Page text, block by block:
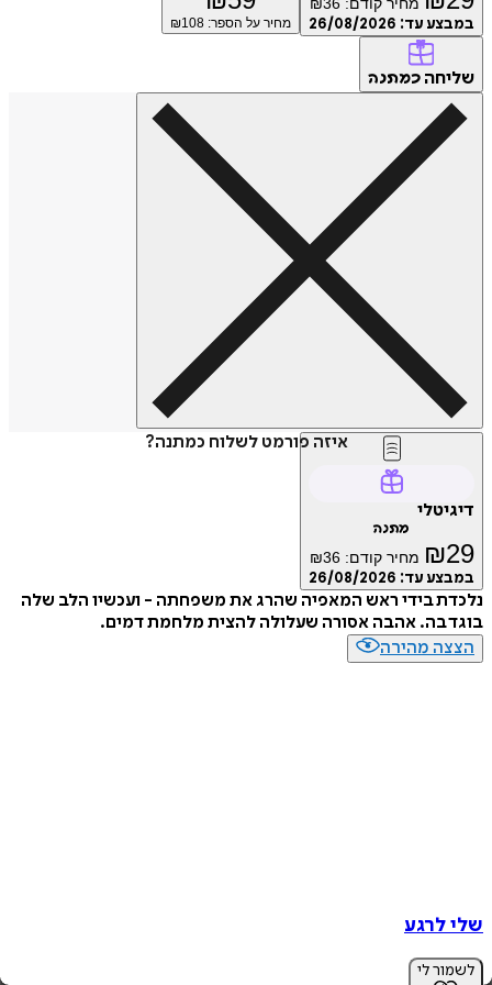
עד:26/08/2026 מחיר על הספר: ₪108
כמתנה
איזה פורמט לשלוח כמתנה?
₪ מחיר קודם: ₪36
עד:26/08/2026
בידי ראש המאפיה שהרג את משפחתה - ועכשיו הלב שלה
בה. אהבה אסורה שעלולה להצית מלחמת דמים.
מהירה
לי